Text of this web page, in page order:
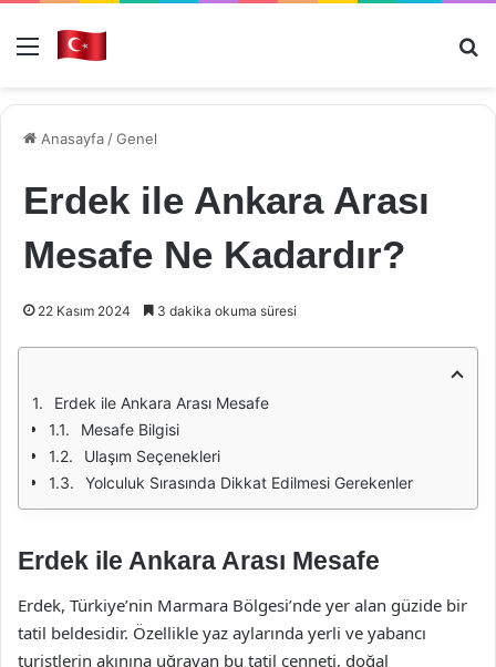
Menü
Anasayfa /Genel
Erdek ile Ankara Arası
Mesafe Ne Kadardır?
22 Kasım 2024 3 dakika okuma süresi
Erdek ile Ankara Arası Mesafe
Mesafe Bilgisi
Ulaşım Seçenekleri
Yolculuk Sırasında Dikkat Edilmesi Gerekenler
Erdek ile Ankara Arası Mesafe
Erdek, Türkiye’nin Marmara Bölgesi’nde yer alan güzide bir
tatil beldesidir. Özellikle yaz aylarında yerli ve yabancı
turistlerin akınına uğrayan bu tatil cenneti, doğal